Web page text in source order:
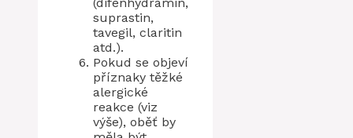
suprastin,
tavegil, claritin
atd.).
Pokud se objeví
příznaky těžké
alergické
reakce (viz
výše), oběť by